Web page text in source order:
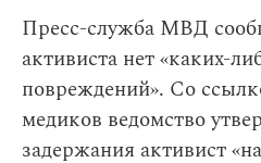
Пресс-служба МВД
активиста нет «каких-
повреждений». Cо
медиков ведомство
задержания активист